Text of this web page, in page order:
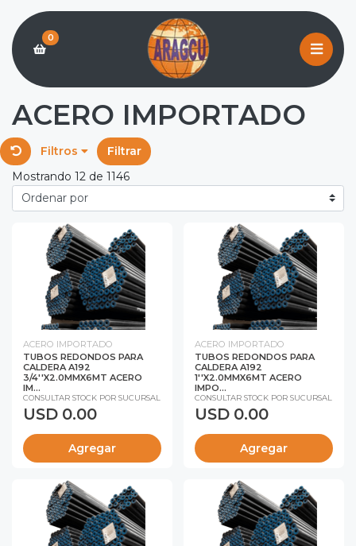
0
ACERO IMPORTADO
Filtros
Filtrar
Mostrando 12 de 1146
ACERO IMPORTADO
TUBOS REDONDOS PARA
CALDERA A192
3/4''X2.0MMX6MT ACERO
IM...
CONSULTAR STOCK POR SUCURSAL
USD 0.00
Agregar
ACERO IMPORTADO
TUBOS REDONDOS PARA
CALDERA A192
1''X2.0MMX6MT ACERO
IMPO...
CONSULTAR STOCK POR SUCURSAL
USD 0.00
Agregar